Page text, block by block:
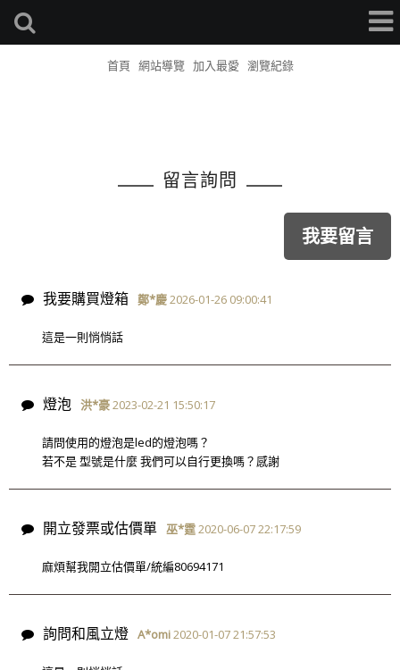
首頁 網站導覽 加入最愛 瀏覽紀錄
留言詢問
我要留言
我要購買燈箱 鄭*慶2026-01-26 09:00:41
這是一則悄悄話
燈泡 洪*豪2023-02-21 15:50:17
請問使用的燈泡是led的燈泡嗎？
若不是 型號是什麼 我們可以自行更換嗎？感謝
開立發票或估價單 巫*霆2020-06-07 22:17:59
麻煩幫我開立估價單/統編80694171
詢問和風立燈 A*omi2020-01-07 21:57:53